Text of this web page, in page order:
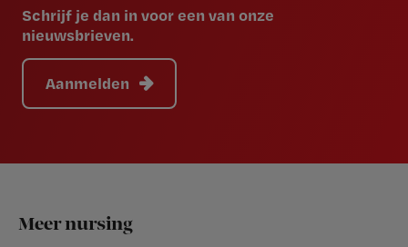
Schrijf je dan in voor een van onze
nieuwsbrieven.
Aanmelden
Footer
Meer nursing